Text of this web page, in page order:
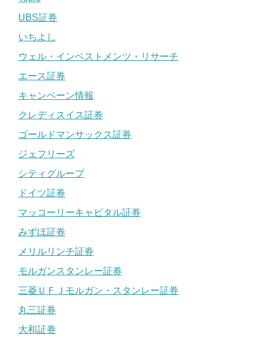
UBS証券
いちよし
ウェル・インベストメンツ・リサーチ
エース証券
キャンペーン情報
クレディスイス証券
ゴールドマンサックス証券
ジェフリーズ
シティグループ
ドイツ証券
マッコーリーキャピタル証券
みずほ証券
メリルリンチ証券
モルガンスタンレー証券
三菱ＵＦＪモルガン・スタンレー証券
丸三証券
大和証券